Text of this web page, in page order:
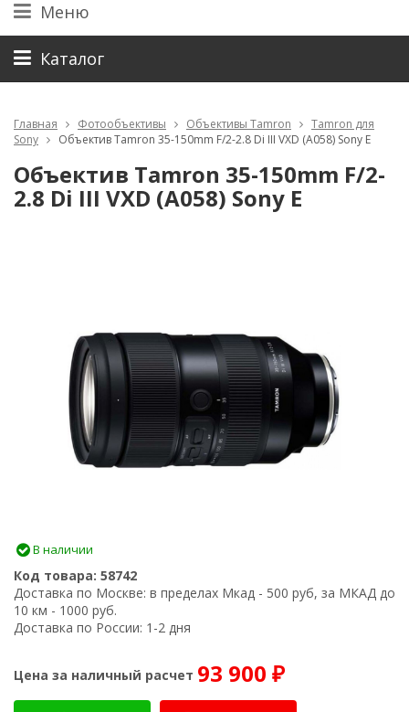
Меню
Каталог
Главная Фотообъективы Объективы Tamron
Tamron для
Sony
Объектив Tamron 35-150mm F/2-2.8 Di III VXD (A058) Sony E
Объектив Tamron 35-150mm F/2-
2.8 Di III VXD (A058) Sony E
В наличии
Код товара: 58742
Доставка по Москве: в пределах Мкад - 500 руб, за МКАД до
10 км - 1000 руб.
Доставка по России: 1-2 дня
Цена за наличный расчет 93 900 ₽